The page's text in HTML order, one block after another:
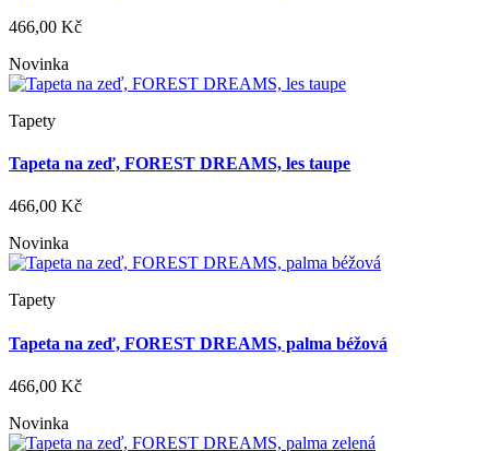
466,00 Kč
Novinka
Tapety
Tapeta na zeď, FOREST DREAMS, les taupe
466,00 Kč
Novinka
Tapety
Tapeta na zeď, FOREST DREAMS, palma béžová
466,00 Kč
Novinka